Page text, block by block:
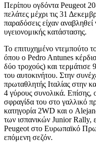
Περίπου ογδόντα Peugeot
πελάτες μέχρι τις 31
παραδόσεις είχαν
υγειονομικής κατάστασης.
Το επιτυχημένο ντεμπούτο
όπου ο Pedro Antunes
δύο τροχούς) και τερμάτισε
του αυτοκινήτου. Στην
πρωταθλητής Ιταλίας στην
4 γύρους συνολικά.
σφραγίδα του στο γαλλικό
κατηγορία 2WD και ο
των ισπανικών Junior Rally,
Peugeot στο Ευρωπαϊκό
επόμενη σεζόν.